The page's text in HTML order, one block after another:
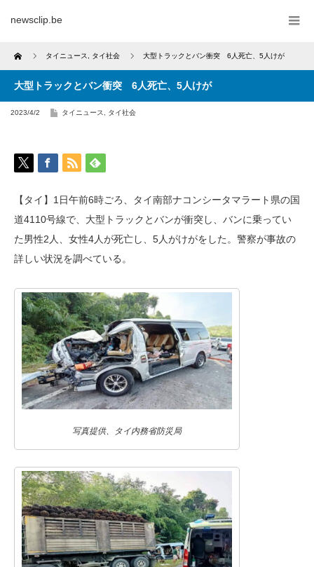
newsclip.be
Home タイニュース タイ社会 大型トラックとバン衝突 6人死亡、5人けが
大型トラックとバン衝突 6人死亡、5人けが
2023/4/2 タイニュース タイ社会
【タイ】1日午前6時ごろ、タイ南部ナコンシータマラート県の国
道4110号線で、大型トラックとバンが衝突し、バンに乗ってい
た男性2人、女性4人が死亡し、5人がけがをした。警察が事故の
詳しい状況を調べている。
写真提供、タイ内務省防災局